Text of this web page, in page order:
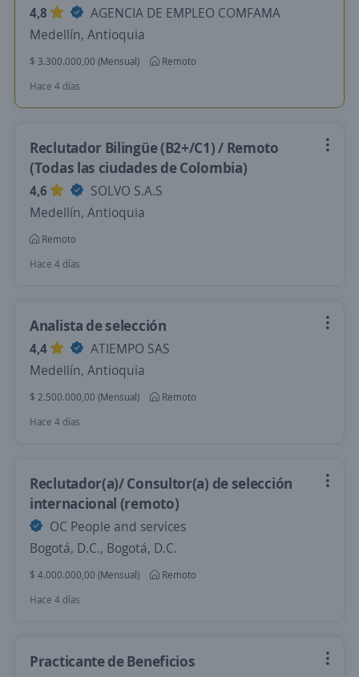
4,8
AGENCIA DE EMPLEO COMFAMA
Medellín, Antioquia
$ 3.300.000,00 (Mensual)
Remoto
Hace 4 días
Reclutador Bilingüe (B2+/C1) / Remoto
(Todas las ciudades de Colombia)
4,6
SOLVO S.A.S
Medellín, Antioquia
Remoto
Hace 4 días
Analista de selección
4,4
ATIEMPO SAS
Medellín, Antioquia
$ 2.500.000,00 (Mensual)
Remoto
Hace 4 días
Reclutador(a)/ Consultor(a) de selección
internacional (remoto)
OC People and services
Bogotá, D.C., Bogotá, D.C.
$ 4.000.000,00 (Mensual)
Remoto
Hace 4 días
Practicante de Beneficios